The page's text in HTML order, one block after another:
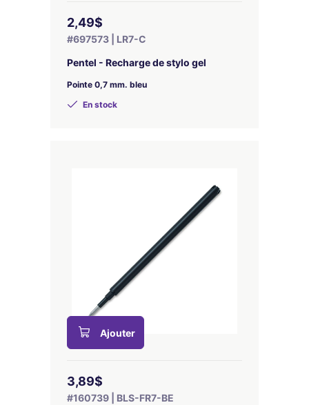
2,49$
#697573 | LR7-C
Pentel - Recharge de stylo gel
Pointe 0,7 mm. bleu
En stock
Ajouter
3,89$
#160739 | BLS-FR7-BE